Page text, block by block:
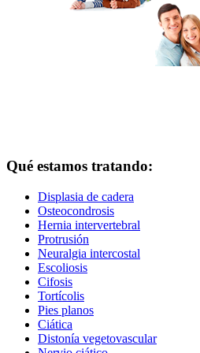
Qué estamos tratando:
Displasia de cadera
Osteocondrosis
Hernia intervertebral
Protrusión
Neuralgia intercostal
Escoliosis
Cifosis
Tortícolis
Pies planos
Ciática
Distonía vegetovascular